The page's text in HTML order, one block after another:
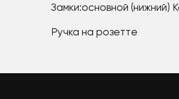
Замки:основной (нижний)
Ручка на розетте